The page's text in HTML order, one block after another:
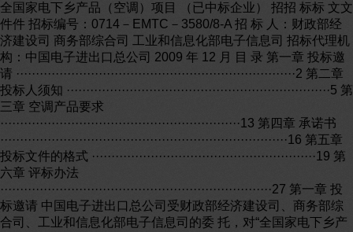
全国家电下乡产品（空调）项目 （已中标企业） 招招 标标 文文 件件 招标编号：0714－EMTC－3580/8-A 招 标 人：财政部经济建设司 商务部综合司 工业和信息化部电子信息司 招标代理机构：中国电子进出口总公司 2009 年 12 月 目 录 第一章 投标邀请 ·······································································2 第二章 投标人须知 ···································································5 第三章 空调产品要求 ·····························································13 第四章 承诺书 ·········································································16 第五章 投标文件的格式 ·························································19 第六章 评标办法 ·····································································27 第一章 投标邀请 中国电子进出口总公司受财政部经济建设司、商务部综合司、工业和信息化部电子信息司的委 托，对“全国家电下乡产品（空调）项目（已中标企业）”进行国内招标。 一、 项目名称 全国家电下乡产品（空调）项目（已中标企业） 二、 招标编号 0714－EMTC－3580/8-A 三、 项目说明 本项目为家电下乡产品（空调）的入围招标。项目的实施地区为：北京、天津、河北、山西、 内蒙古、辽宁、吉林、黑龙江、上海、江苏、浙江、安徽、福建、江西、山东、河南、湖北、湖南、 广东、广西、海南、四川、重庆、贵州、云南、西藏、陕西、甘肃、宁夏、新疆、青海省（自治区、 直辖市）。主要内容是：按照农民消费升级的新趋势，组织工商联手，开发、生产适合农村消费特点、 性能可靠、质量保证、节能环保、物美价廉的家电产品，并提供满足农民需求的流通和售后服务。 对实施地区农民购买中标的空调产品，由国家财政以直补方式按产品销售价格的 13%（挂壁式空调 最高不超过 325 元；落地式空调最高不超过 520 元）给予补贴，以提高农民购买能力，加快农村消 费升级，扩大农村消费，促进内需和外需协调发展。 四、 投标人资格要求 1. 投标人必须是在全国推广家电下乡产品（空调）项目（招标编号 0714－EMTC－3280/2）或全国 家电下乡产品（空调）项目(招标编号 0714－EMTC－3303/2)中已中标的企业【如上述企业仅是 名称发生合法变更，企业组织结构、股权关系、生产及售后服务能力等其他情况未发生实质性 变化，更名后的企业仍为“已中标企业”】； 2. 投标人必须是合法注册的、具有较强空调自主生产能力的企业，其生产、管理、物流能力足以 保障本项目的实施； 3. 投标人空调产品在所投标省（自治区、直辖市）具有一定的市场销量； 4. 法定代表人为同一个人的两个及两个以上法人不得在 0714－EMTC－3580/8-A 和 0714－EMTC －3580/8-B 项目中的一个或两个项目中同时进行投标； 5. 母公司与其全资子公司、控股公司（控股 50%以上），母公司的全资子公司、母公司的控股公司 （控股 50%以上），均不得在 0714－EMTC－3580/8-A 和 0714－EMTC－3580/8-B 项目中的一 个或两个项目中同时进行投标； 6. 投标人所投产品的品牌应是其自有品牌或获得品牌所有者针对本项目的唯一有效授权； 7. 在 0714－EMTC－3580/8-A 和 0714－EMTC－3580/8-B 项目中的每个项目及同时两个项目中， 同一品牌只能由一家合规的投标人进行投标； 8. 投标人须拥有完善的质量管理体系，具备提供质量稳定可靠产品的能力。在最近两年内的国家 及省级产品质量抽查中，该品牌的产品应抽查合格以及无重大人身伤亡事故； 9. 投标人及其投标产品生产企业必须具有 ISO9001：2000 版质量管理体系认证证书，并在有效期 内【如投标人所投产品的生产企业是投标人的全资子公司或控股子公司（控股 50%及以上），仅 需投标产品的生产企业具有 ISO9001：2000 版质量管理体系认证证书，并在有效期内】； 10. 投标人及其投标产品生产企业必须具有环境管理体系 ISO14001 认证证书，并在有效期内【如投 标人所投产品的生产企业是投标人的全资子公司或控股子公司（控股 50%及以上），仅需投标产 品的生产企业具有环境管理体系 ISO14001 认证证书，并在有效期内】； 11. 投标人须具有完善的售后服务体系，具有 24 小时服务电话；维修服务能力须覆盖所投标省（自 治区、直辖市）所有乡镇，维修服务网点在每一个所投标省（自治区、直辖市）的县（市）覆 盖率不得低于 90% (新疆、西藏、青海、甘肃、内蒙、云南覆盖率不得低于 50%)； 12. 投标人必须遵守《中华人民共和国招标投标法》及其它相关的国家法律、行政法规的规定，具 有良好的信誉和诚实的商业道德； 13. 投标人必须购买《招标文件》并登记备案，否则无资格参加本次投标； 14. 本项目不接受联合体投标。 五、 招标文件的发售 1. 时间： 即日起至 2010 年 1 月 24 日，每天 9:00～11:30，13:30～16:30（国家法定节假日除外）。 2. 地点： 中国电子进出口总公司（北京市复兴路甲 23 号电子大楼 1217 室，城乡贸易中心背面）。 3. 售价： 每本人民币 300 元，售后不退。若投标人不便现场购买，可采用银行电汇方式（不接受个人汇 款）。电汇购买招标文件费用及附加 EMS 费（人民币 50 元）至招标代理机构，同时将电汇底 单复印件（注明汇款用途、投标人名称、项目名称及招标编号）连同购买招标文件登记表传真 至招标代理机构，招标代理机构收到汇款后将尽快以 EMS 方式邮寄招标文件。 4. 投标人必须购买《招标文件》并登记备案，否则无资格参加本次投标，招标文件电子版可在下 述网站下载：;;。 六、 投标文件的接收及开标时间地点 1、投标文件接收时间及地点 2010 年 1 月 25 日 7：00 至 10：00。投标文件应由投标人的法定代表人或其授权代表递交 至开标地点。 a) 投标截止时间 2010 年 1 月 25 日 10：00 逾期或不符合规定的投标文件恕不接受。 b) 开标地点和时间 地点：美泉宫饭店内指定的会议室 北京市西四环北路 125 号（四季青桥南再往南 300 米），电话：88869999 。 时间：2010 年 1 月 25 日 10：00。届时请投标人派代表参加开标仪式。 c) 以上时间、地点安排如有变化，另行通知。 招标代理机构： 中国电子进出口总公司 地 址： 北京市复兴路甲 23 号电子大楼（城乡贸易中心背面） 邮 编： 100036 开 户 银 行： 交通银行北京翠微路支行（行号：301100000363） 帐 号： 110060836018150019163 联 系 人： 谷键、郭红、王璐、张凯、杨海涛 联系人电话： 010－68296449 68296431 68296262 68296473 传 真： 010－68297012 电 子 邮 箱： dept18@ 第二章 投标人须知 一、 定义 1. 招标人、招标代理机构 . 本项目招标人是指财政部经济建设司、商务部综合司、工业和信息化部电子信息司。 . 本项目招标代理机构是指中国电子进出口总公司。 2. 投标人 . 投标人是指响应本招标文件要求，并提交投标文件的企业。 3. 已中标企业、新投标企业 . “已中标企业”是指在全国推广家电下乡产品（空调）项目（招标编号 0714－EMTC －3280/2）或全国家电下乡产品（空调）项目(招标编号 0714－EMTC－3303/2)中 的原中标企业。【如上述企业仅是名称发生合法变更，企业组织结构、股权关系、 生产及售后服务能力等其他情况未发生实质性变化，更名后的企业仍为“已中标企 业”】 . “新投标企业”是指“已中标企业“之外的本项目投标企业。 4. 已中标地区、新增投标地区 . “已中标地区”是指本项目投标人在全国推广家电下乡产品（空调）项目（招标编 号 0714－EMTC－3280/2）与全国家电下乡产品（空调）项目(招标编号 0714－ EMTC－3303/2)中已中标的省（自治区、直辖市）之和。 . “新增投标地区”是指本项目投标人所选定的、“已中标地区”之外的投标省（自治区、 直辖市）。 5. 已中标产品、新投标产品 “已中标产品”是指在全国推广家电下乡产品（空调）项目（招标编号 0714－EMTC －3280/2）或全国家电下乡产品（空调）项目(招标编号 0714－EMTC－3303/2)中 已中标的产品。 “新投标产品”是指品牌、型号与”已中标产品”不完全一致的投标产品。 二、 说明 6. 本项目中标产品的入围资格有效期自中标通知书发出之日起至 2010 年 12 月 31 日止。 7. 本项目的投标人仅限于“已中标企业”，投标产品必须是“新投标产品”。 8. 投标人应在本项目所涉及的全部 31 个省（自治区、直辖市）中，“已中标地区”之外，选 定全部或部分省（自治区、直辖市）作为“新增投标地区”进行投标。如中标，中标产品 享受家电下乡补贴政策的范围为本项目新增中标地区和投标人“已中标地区”（已中标地 区的情况已发生变化，不满足本招标文件相关要求的除外）。 注：“已中标产品”享受家电下乡补贴政策的范围为“已中标地区”和本项目新增中标地区， 其入围资格有效期延长至 2010 年 12 月 31 日止（不满足相关要求的除外）。 9. 本招标文件的解释权归本项目的招标人。 三、 招标文件 10. 招标文件构成 招标文件包括下列内容：投标邀请、投标人须知、空调产品要求、承诺书、投标 文件格式、评标办法。 投标人应认真阅读招标文件的所有内容，按招标文件的要求提供投标文件，并保 证所提供全部资料的真实性，以使其投标对招标文件做出实质性响应，否则，其 投标将被拒绝。 11. 招标文件的澄清 任何要求对招标文件澄清的潜在投标人，均应将所需澄清的问题一次性提出，并在本招 标文件所规定的投标截止时间 15 日前以书面形式通知招标代理机构，逾期的澄清要求 将不被接受。 12. 招标文件的修改 在投标截止期前的任何时候，招标人和招标代理机构可对招标文件进行修改。招标文件 的修改将以书面形式通知所有购买招标文件的投标人，并对其具有约束力。投标人在收 到上述通知后，应立即以传真形式向招标代理机构回函确认。 四、 投标文件 13. 投标文件的构成 投标文件至少包括下列内容： 开标信封，内含：  纸质投标报价单（一份正本）；  投标报价单电子版（全新 U 盘 1 份，采用招标文件网上电子版提供 的 excel 格式,并在 U 盘外注明“投标报价单电子版”）；  投标保证金（加盖投标人公章的电汇底单复印件）； 注：1）开标信封需单独密封，并在开标前单独 递交。 2）投标报价单电子版应从网上下载后直接 填写，不得变更或更改，否则引起的一切 后果由投标人自行承担。 3）“纸制投标报价单“文件应为电子版本的直 接打印稿(须保证纸制投标报价单与所提 交的投标报价单电子版内容完全一致)， 并按要求签字、盖章。 投标文件：包含但不限于： （1）投标书； （2）投标报价单； (3) 承诺书； （4）法定代表人授权书原件及授权代表身份证复印件（加盖投标人公章)； （5）投标人营业执照复印件及税务登记证复印件(加盖投标人公章)； (6) 招标文件所要求的 ISO9001:2000 版质量管理体系认证证书复印件(加盖投标 人公章)； (7) 招标文件所要求的 ISO14001 环境管理体系认证证书复印件(加盖投标人公章); (8）投标人企业组织结构及股权关系说明（或出资人情况说明）； (9）投标产品的品牌是自有品牌或获得品牌所有者针对本项目唯一有效授权的证 明文件； (10）投标人声明函及附件； (11）投标人空调产品的产销量表； (12)新增投标地区投标人售后服务网点情况介绍。说明新增投标地区的县（市）、 乡镇服务网点的覆盖情况、提供售后服务网点清单（售后服务网点清单按 招标文件第五章售后服务网点一览表给出的格式填写,可单独装订成册）； (13)企业信息一览表（按招标文件第五章给出的格式填写）； (14）以投标产品型号为单位提供：  产品的 CCC 证书复印件（加盖投标人公章）  产品性能指标一览表  产品的检测报告复印件（加盖投标人公章）  提供投标产品的基本参数、图片资料。此资料至少包括以下内容： 产品品牌、型号、制冷量、热泵制热量、制冷输入功率、制热输 入功率、能效等级、压缩机品牌、型号、产品外观尺寸、包装外 观尺寸、毛重、净重（变频空调器请提供：额定制冷量、额定中 间制冷量、额定制冷消耗功率、额定中间制冷消耗功率、额定热 泵制热量、额定热泵制热消耗功率）  产品的使用手册原件或复印件 (15）投标人应提供的其它相关资料。 14. 投标文件的编写 投标人应按照招标文件第五章“投标文件的格式”的要求完整地填写招标文件中所 要求的相关内容。 投标人应将投标文件按招标文件要求的顺序编排、并应编制目录、逐页标注连续 页码，可分册装订。 15. 投标报价 投标报价应包括产品生产、运输、保险、安装、销售和售后服务及相关税费等在 内的一切费用（不含支架等辅料费），，且需充分考虑销售环节合理的税费（销售 网点销售家电下乡产品必须开具税务发票）。 在投标人选定的所有投标地区内，每种型号产品只能有一个报价且分体挂壁式空 调器不得高于 3500 元、分体落地式空调器不得高于 6000 元，如中标，该价格即 为投标人该型号产品在所有中标地区内终端零售的最高限价。投标人应充分考虑 报价的合理性，不能低于成本或恶意高价竞标。 本次招标不接受可选择或可调整的投标和报价。 投标人的投标报价是一次性的，招标人不接受开标后对投标报价的修改。 注：以上报价方式请各投标人严格遵守，否则引起的一切后果由投标人自行承担。 16. 投标保证金 投标保证金是为了保护招标人和招标代理机构不因投标人的行为而蒙受损失。招 标人和招标代理机构因投标人的行为而蒙受损失时，可根据 条的规定没收投 标人的投标保证金。 投标保证金是投标文件的必须要件，本项目投标保证金为 5 万元（伍万元），应 于投标截止时间的 2 个工作日前汇入招标代理机构指定帐号。 投标保证金形式：银行电汇。（不接受个人汇款及其他形式的投标保证金） 注：请各投标人将投标保证金电汇底单复印件加盖投标人公章后放入单独密封的 开标信封中，同投标文件一起递交。 未中标人的投标保证金在定标后无息退还。 中标人的投标保证金在中标人与招标人签订协议后，招标机构将从其投标保证金 中扣除中标服务费，剩余部分无息退还。 下列任何情况发生时，投标保证金将被没收： （1） 投标人在招标文件中规定的投标有效期内撤回其投标；或 （2） 中标人在规定期限内未能与招标人签订协议；或 （3）投标人有严重违反《中华人民共和国招标投标法》及国家和/或地方相关法 规行为的。 17. 投标有效期 投标应自规定的开标日后 60 个日历日内保持有效，投标有效期不足的投标将被 视为非响应性投标而予以拒绝。 特殊情况下，在原投标有效期截止之前，招标代理机构可要求投标人同意延长投 标有效期。这种要求与答复均应以书面形式提交。投标人可拒绝招标代理机构的 这种要求，其投标保证金将不会被没收。接受延长投标有效期的投标人将不会被 要求和允许修正其投标，而只会被要求相应地延长其投标保证金的有效期。在这 种情况下，本招标文件中有关投标保证金的退还和没收的规定将在延长了的有效 期内继续有效。 18. 投标文件的式样和签署 投标人应提交一份正本投标文件和二份副本投标文件，二份电子版本，其中一份 为光盘，一份为 U 盘(文字以 Word 格式，表格以 Excel 格式，），每份投标文件须 清楚地标明“正本”、“副本”或“电子版本”。若正本和副本不符，以正本为准，电子 版与纸制文件不符以纸制文件为准。 投标文件的正本需打印，并由投标人法定代表人或经其正式授权的代表签字并加 盖投标人公章。投标文件的副本可采用正本的复印件。 五、 投标文件的递交 19. 投标文件的密封和标记 投标人应将“投标文件”正本、所有副本和电子文档分别用信封密封，并标明招标 编号、项目名称及正本、副本和电子文档，再将单独密封包装的正本、副本和电 子文档用信封或文件盒（箱）密封包装于一件包装内，并在正面标明招标编号、 项目名称、投标人名称且注明“于 年 月 日 10：00 之前（投标邀请中规定的 开标日期及时间）不准启封”的字样。 投标人应将“投标报价单（纸质）”、“投标报价单电子版”和“投标保证金（电汇底单 复印件加盖投标人公章）”单独封装在一个信封内与“投标文件”分装，并在开标前 递交招标人。 如果未按上述规定进行密封和标记，招标人对“投标文件”的提前拆封不负责任； 由于不可抗力或无法控制的事件发生而导致投标文件包装的损坏或投标文件的 损毁、丢失等，招标人将不负责任。 20. 投标截止期 投标人应在不迟于“投标邀请”中规定的截止时间将投标文件递交至招标代理机构， 递交地点应是“投标邀请”中指明的地址。 招标代理机构拒绝接受以电报、电话、传真、电子邮件形式的投标。 21. 迟交的投标文件 招标代理机构将拒绝接收投标截止期后送达的任何投标文件。 22. 投标文件的修改和撤销 投标人在提交投标文件后可对其投标文件进行修改或撤销，但该修改或撤销的书 面通知须在投标截止时间之前送达招标代理机构；且该通知需经正式授权的投标 人代表签字方为有效。 在投标截止期之后，投标人不得对其投标做任何修改。 投标人不得在开标时间起至投标文件有效期期满前撤销其投标文件。否则其投标 保证金将按规定被没收。 六、 开标与评标 23. 开标 招标代理机构在招标文件规定的时间和地点公开开标，投标人参加开标的代表须 签到。 开标时查验投标文件密封情况，确认无误后拆封唱标。 开标时，招标代理机构当众宣读投标人名称、投标价格、是否提交了投标保证金， 以及招标代理机构认为合适的其他内容。 招标代理机构将做开标记录，投标人代表将在开标记录上签字确认。 24. 评标委员会 招标人将按照有关规定组建评标委员会。 评标委员会负责评标工作，对投标文件进行评审，并向招标人提交书面评标报告。 25. 评标原则 评标活动遵循公平、公正、科学和择优的原则。 26. 评标 评标委员会按照第六章“评标办法”规定对投标文件进行评审。 27. 与招标代理机构、招标人和评标委员会的接触 除第六章“投标文件的澄清”的规定的外，从开标之日起至中标通知发出期间，投 标人不得就与其投标有关的事项与招标代理机构、招标人和评委接触。 投标人试图对招标代理机构和招标人、评委的评标或授标决定进行影响，都可能 导致其投标被拒绝。 七、 授标 28. 接受和拒绝任何或所有投标的权力 招标人保留在授标之前任何时候接受或拒绝任何投标，以及宣布招标程序无效或拒绝所 有投标的权力，对受影响的投标人不承担任何责任。 29. 中标通知书 中标人确定后，招标代理机构将向中标人发出中标通知书。 30. 履约保证金 本项目的中标人不需再缴纳履约保证金，前期已缴纳的履约保证金适用于本项目。 31. 中标服务费 中标人须向招标代理机构交纳中标服务费，中标服务费标准：1000 元/中标型号，从投 标保证金中扣除。 第三章 空调产品要求 家电下乡工作是促进社会主义新农村建设、提高农民生活质量、扩大农村消费、统筹国 内外市场的一项重要举措。投标人应充分考虑农村消费环境和农民消费特点，研究开发物美 价廉、性能可靠、质量保证、节能环保、操作简单的家电产品。同时，应加强和完善农村售 后及维修服务，确保农民买得放心、用得满意。 一、投标机型及投标产品数量 1、投标产品为“新投标产品”。 2、冷风型和热泵型分体壁挂式空调器、冷风型和热泵型分体落地式空调器，仅更换室内机 面板可视作同一型号投标,子型号请用括号分开，每个型号的子型号不得超过 4 个，并提 供子型号的 CCC 证书和图片资料。 3、投标人最多可投标 50 个型号的产品。 二、投标产品的报价 1、投标报价应包括产品生产、运输、保险、安装、销售和售后服务及相关税费等在内的一 切费用（不含支架等辅料费），且需充分考虑销售环节合理的税费（销售网点销售家电 下乡产品必须开具税务发票）。 2、在投标人选定的所有投标地区内，每种型号产品只能有一个报价且分体挂壁式空调器不 得高于 3500 元、分体落地式空调器不得高于 6000 元，如中标，该价格即为投标人该型 号产品在所有中标地区内终端零售的最高限价。投标人应充分考虑报价的合理性，不能 低于成本或恶意高价竞标。 三、产品的性能 1．基本要求 （1）安全标准：符合国家安全标准要求，获得 CCC 认证证书； （2）节能标准：产品能效须达到国家标准 GB 《房间空气调节器能效限定值及 能源效率等级》中能效 3 级及以上水平，或 GB 21455-2008《转速可控型房间空气 调节器能效限定值及能源效率等级》中能效 3 级及以上水平； （3）性能符合国家标准 GB/T7725-2004《房间空气调节器》的要求； （4）有防鼠设计 2． 其他性能要求 （1）宽电压设计：产品可以在 187-242V 电压波动范围内正常启动； （2）采用可靠性高的品牌压缩机，关键零部件和材料的选用上要满足空调器设计使用 寿命达到 10 年以上的要求。 3．其它适应农村的性能 4. 操作要求：操作简单、方便，配有简明使用手册。 5. 包装及安装要求： （1）产品包装应适应农村路况较差、运输距离长、中转次数多的特点； （2）产品安装须符合国家标准 GB17790-2008《房间空气调节器安装规范》要求。提供 空调器安装收费辅料范围以及费用标准。 四、售后服务 1． 基本要求： 符合国家关于家电产品的三包规定。 2． 适应农村的要求： （1）有 24 小时服务电话，对用户提出的问题能够随时答复； （2）维修服务能力须覆盖所投标地区所有乡镇，维修服务网点在每一个所投标省（自 治区、直辖市）的县（市）覆盖率不得低于 90% (新疆、西藏、青海、甘肃、内蒙、 云南覆盖率不得低于 50%）； （3）保障 5 日之内解决用户产品